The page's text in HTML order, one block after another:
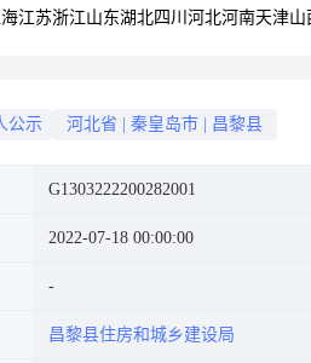
海江苏浙江山东湖北四川 河北河南天津山
公示 河北省 秦皇岛市 昌黎县
G1303222200282001
2022-07-18 00:00:00
昌黎县住房和城乡建设局